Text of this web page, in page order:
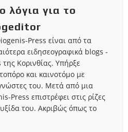
λόγια για το
Press είναι από τα
ειδησεογραφικά blogs -
Κορινθίας. Υπήρξε
και καινοτόμο με
του. Μετά από μια
Press επιστρέφει στις ρίζες
του. Ακριβώς όπως το